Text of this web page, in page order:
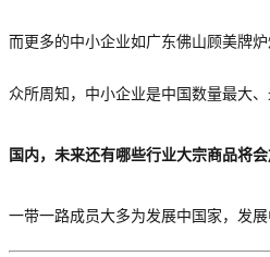
而更多的中小企业如 广东佛山顾美牌
众所周知，中小企业是中国数量最大
国内，未来还有哪些行业大宗商品将会
一带一路成员大多为发展中国家， 发